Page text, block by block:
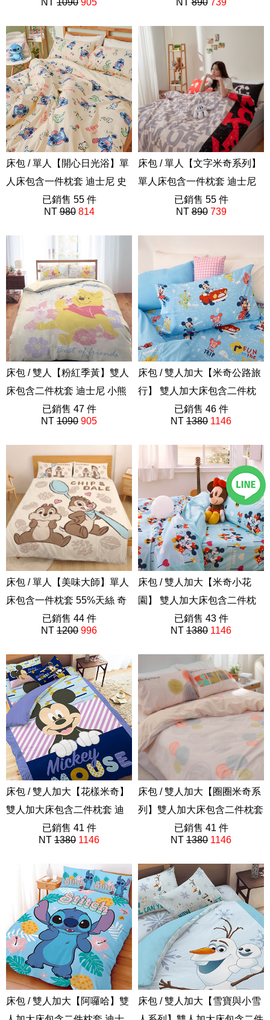
NT 1090 905 NT890 739
床包 / 單人【開心日光浴】單
人床包含一件枕套 迪士尼 史
已銷售 55 件
NT980 814
床包 / 單人【文字米奇系列】
單人床包含一件枕套 迪士尼
已銷售 55 件
NT890 739
床包 / 雙人【粉紅季黃】雙人
床包含二件枕套 迪士尼 小熊
ABE201
已銷售 47 件
NT 1090 905
床包 / 雙人加大【米奇公路旅
行】 雙人加大床包含二件枕
套 迪士尼
ABE201
已銷售 46 件
NT 1380 1146
床包 / 單人【美味大師】單人
床包含一件枕套 55%天絲 奇
奇蒂蒂 迪士尼已銷售 44 件
NT 1200 996
床包 / 雙人加大【米奇小花
園】 雙人加大床包含二件枕
套 迪士尼
ABE201
已銷售 43 件
NT 1380 1146
床包 / 雙人加大【花樣米奇】
雙人加大床包含二件枕套 迪
ABE201
已銷售 41 件
NT 1380 1146
床包 / 雙人加大【圈圈米奇系
列】雙人加大床包含二件枕套
ABE201
已銷售 41 件
NT 1380 1146
床包 / 雙人加大【阿囉哈】雙
床包 / 雙人加大【雪寶與小雪